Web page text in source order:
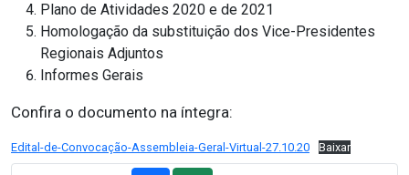
Plano de Atividades 2020 e de 2021
Homologação da substituição dos Vice-Presidentes
Regionais Adjuntos
Informes Gerais
Confira o documento na íntegra:
Edital-de-Convocação-Assembleia-Geral-Virtual-27.10.20 Baixar